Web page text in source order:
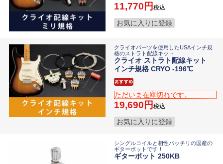
11,770 税込
お気に入りに登録
クライオパーツを使用したUSAインチ規
格のストラト配線キット
クライオ ストラト配線キット
インチ規格 CRYO -196℃
ただいま在庫切れです。
19,690 税込
お気に入りに登録
シングルコイルと相性バッチリの国産の
ギターポットです！
ギターポット 250KB